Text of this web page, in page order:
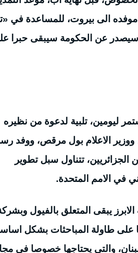
الى بيروت، للمساعدة في
سيصدر عن الحكومة سيبقى حبرا
ليومين، تلبية لدعوة من نظيره
ووزير الاعلام بول مرقص، ووفد
تتناول سبل تطوير
في الامم المتحدة.
يبقى المتعلق بالفيول
طاولة المباحثات بشكل
والتي يحتاجها خصوصا في